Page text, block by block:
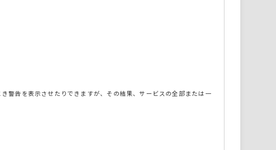
警告を表示させたりできますが、その結果、サービスの全部または一